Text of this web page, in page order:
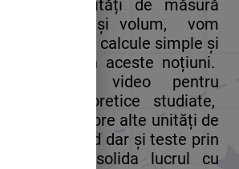
despre unități de măsură
arie și volum, vom
și alte calcule simple și
intervin aceste noțiuni.
materiale video pentru
teoretice studiate,
despre alte unități de
cele standard dar și teste prin
și consolida lucrul cu